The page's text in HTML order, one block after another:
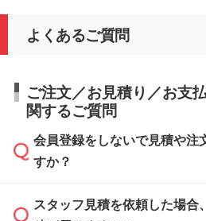
よくあるご質問
ご注文／お見積り／お支
関するご質問
会員登録をしないで見積や注
すか？
可能です。見積・注文フォ
スタッフ見積を依頼した場合